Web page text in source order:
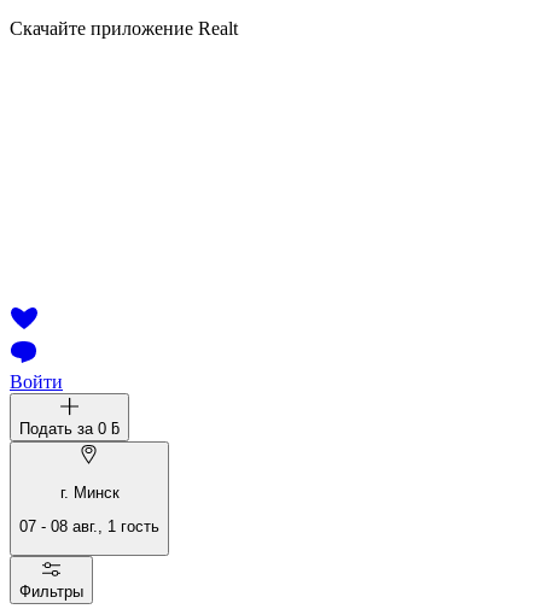
Скачайте приложение Realt
Войти
Подать за 0 ƃ
г. Минск
07 - 08 авг., 1 гость
Фильтры